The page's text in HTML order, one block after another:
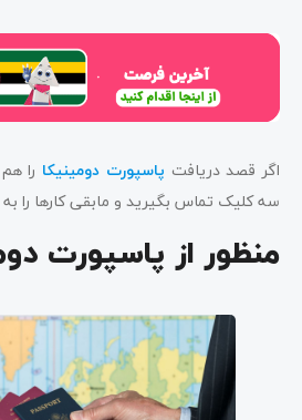
اگر قصد دریافت پاسپورت دومینیکا را
سه کلیک تماس بگیرید و مابقی کارها را
منظور از پاسپورت